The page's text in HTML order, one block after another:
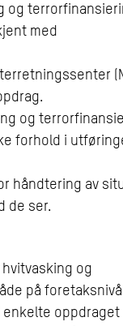
og
med
og
forhold i
håndtering av
de ser.
og
på foretaksnivå
enkelte oppdraget